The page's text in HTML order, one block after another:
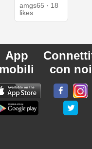
amgs65 · 18
likes
App
mobili
con noi